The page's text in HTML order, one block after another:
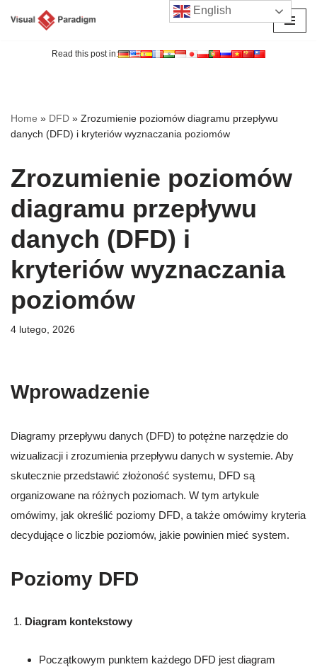
Read this post in:
Home » DFD » Zrozumienie poziomów diagramu przepływu
danych (DFD) i kryteriów wyznaczania poziomów
Zrozumienie poziomów
diagramu przepływu
danych (DFD) i
kryteriów wyznaczania
poziomów
4 lutego, 2026
Wprowadzenie
Diagramy przepływu danych (DFD) to potężne narzędzie do
wizualizacji i zrozumienia przepływu danych w systemie. Aby
skutecznie przedstawić złożoność systemu, DFD są
organizowane na różnych poziomach. W tym artykule
omówimy, jak określić poziomy DFD, a także omówimy kryteria
decydujące o liczbie poziomów, jakie powinien mieć system.
Poziomy DFD
Diagram kontekstowy
Początkowym punktem każdego DFD jest diagram
English